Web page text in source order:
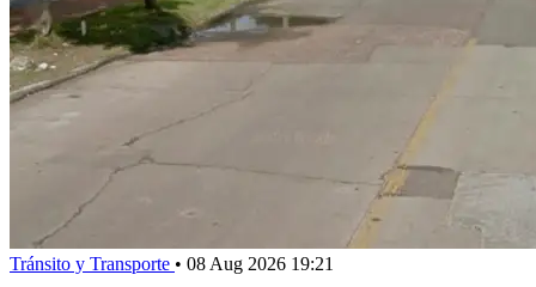
Tránsito y Transporte • 08 Aug 2026 19:21